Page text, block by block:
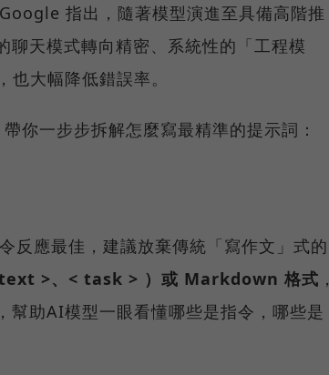
指出，隨著模型演進至具備高階推
聊天模式轉向精密、系統性的「工程模
大幅降低錯誤率。
你一步步拆解怎麼寫最精準的提示詞：
應最佳，建議放棄傳統「寫作文」式的
>、< task > ）或 Markdown 格式
幫助AI模型一眼看懂哪些是指令，哪些是